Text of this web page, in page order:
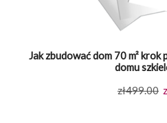
Jak zbudować dom 70 m²
domu
zł499.00